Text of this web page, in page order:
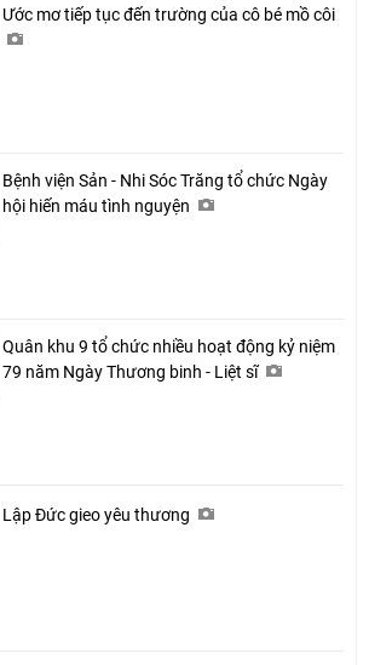
Ước mơ tiếp tục đến trường của cô bé mồ côi
Bệnh viện Sản - Nhi Sóc Trăng tổ chức Ngày
hội hiến máu tình nguyện
Quân khu 9 tổ chức nhiều hoạt động kỷ niệm
79 năm Ngày Thương binh - Liệt sĩ
Lập Đức gieo yêu thương